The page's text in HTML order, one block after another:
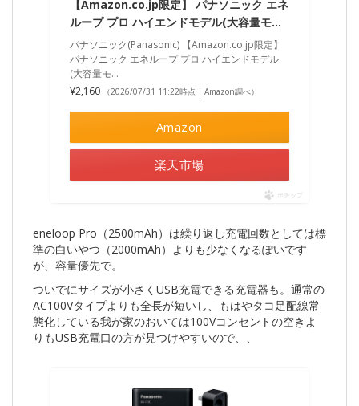
【Amazon.co.jp限定】 パナソニック エネ
ループ プロ ハイエンドモデル(大容量モ…
パナソニック(Panasonic) 【Amazon.co.jp限定】
パナソニック エネループ プロ ハイエンドモデル
(大容量モ…
¥2,160
（2026/07/31 11:22時点 | Amazon調べ）
Amazon
楽天市場
ポチップ
eneloop Pro（2500mAh）は繰り返し充電回数としては標
準の白いやつ（2000mAh）よりも少なくなるぽいです
が、容量優先で。
ついでにサイズが小さくUSB充電できる充電器も。通常の
AC100Vタイプよりも全長が短いし、もはやタコ足配線常
態化している我が家のおいては100Vコンセントの空きよ
りもUSB充電口の方が見つけやすいので、、